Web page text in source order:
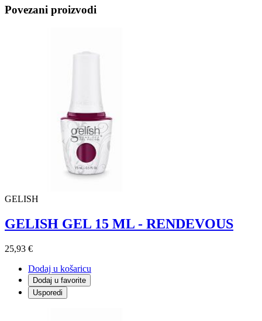
Povezani proizvodi
GELISH
GELISH GEL 15 ML - RENDEVOUS
25,93 €
Dodaj u košaricu
Dodaj u favorite
Usporedi